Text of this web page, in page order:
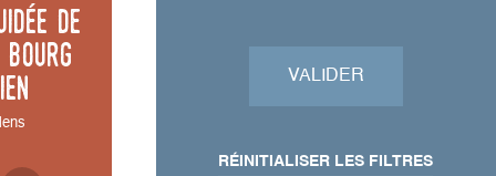
de
VALIDER
RÉINITIALISER LES FILTRES